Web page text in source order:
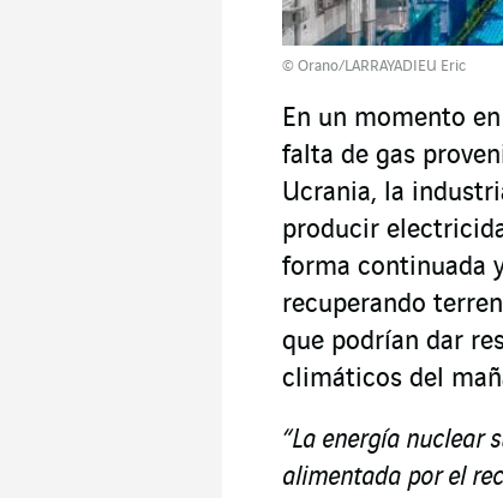
© Orano/LARRAYADIEU Eric
En un momento
falta de gas
Ucrania, la
producir
forma continuada
recuperando
que podrían dar
climáticos del
“La energía nuclear
alimentada por el